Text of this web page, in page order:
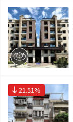
21.51%